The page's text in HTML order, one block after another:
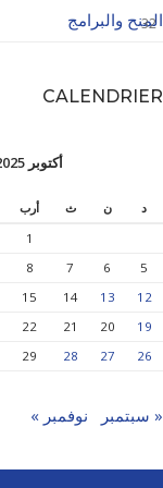
المنح والبرامج
32
CALENDRIER
أكتوبر 2025
د ن ث أرب
1
5
6
7
8
12
13
14
15
19
20
21
22
26
27
28
29
« سبتمبر نوفمبر »